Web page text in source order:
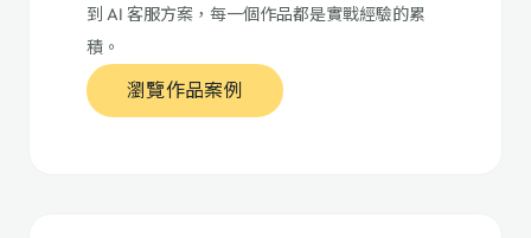
到 AI 客服方案，每一個作品都是實戰經驗的累
積。
瀏覽作品案例